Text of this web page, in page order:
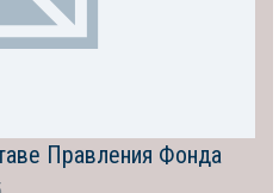
Правления Фонда